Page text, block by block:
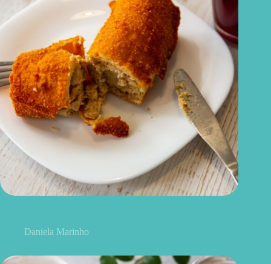
Daniela Marinho